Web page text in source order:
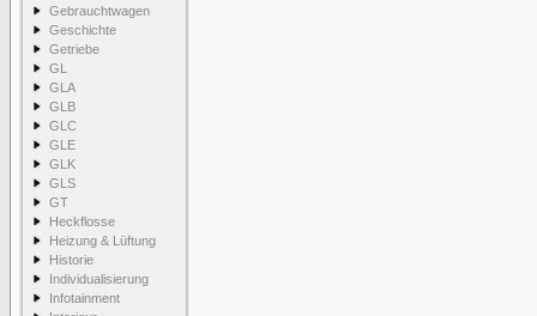
Gebrauchtwagen
Geschichte
Getriebe
GL
GLA
GLB
GLC
GLE
GLK
GLS
GT
Heckflosse
Heizung & Lüftung
Historie
Individualisierung
Infotainment